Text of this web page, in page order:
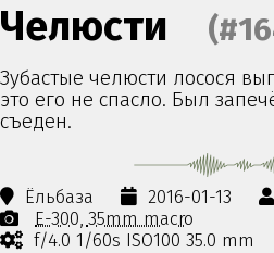
Челюсти
Зубастые челюсти лосося
это его не спасло. Был
съеден.
Ёльбаза 2016-01-13
E-300 35mm macro
f/4.0 1/60s ISO100 35.0 mm